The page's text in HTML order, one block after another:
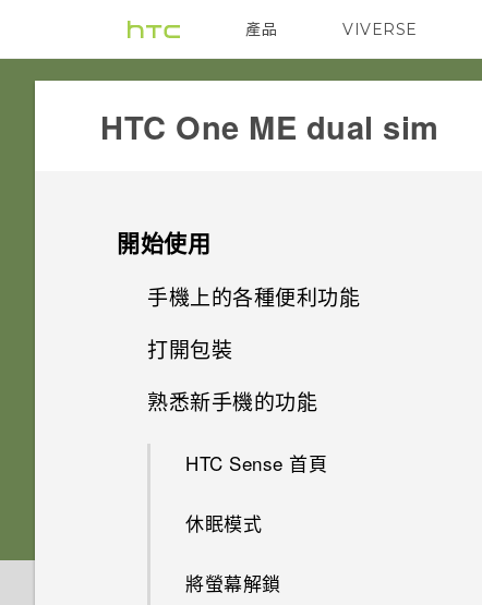
產品
VIVE G REIGNS
VIVERSE
HTC One ME dual sim‎
開始使用
手機上的各種便利功能
個人化
指紋感應器
影像
音效
打開包裝
HTC One ME
雙 Nano SIM 卡
記憶卡
電池
熟悉新手機的功能
HTC Sense 首頁
休眠模式
將螢幕解鎖